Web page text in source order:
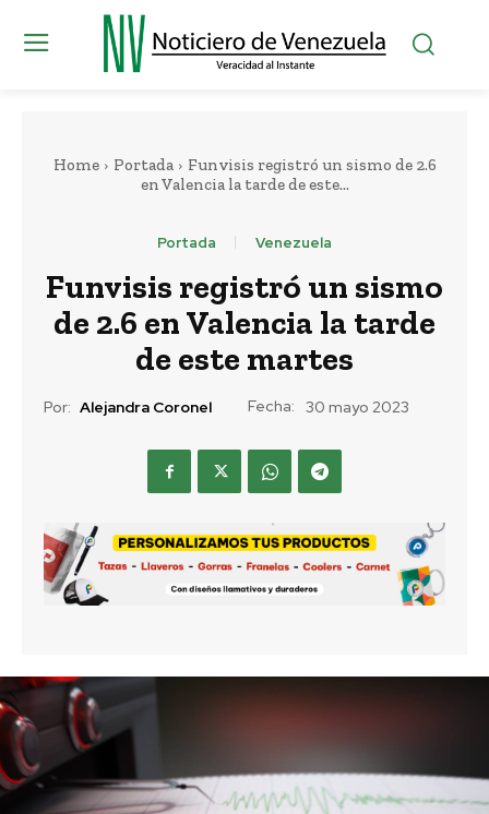
Home Portada
Funvisis registró un sismo de 2.6
en Valencia la tarde de este...
Portada Venezuela
Funvisis registró un sismo
de 2.6 en Valencia la tarde
de este martes
Por: Alejandra Coronel Fecha: 30 mayo 2023